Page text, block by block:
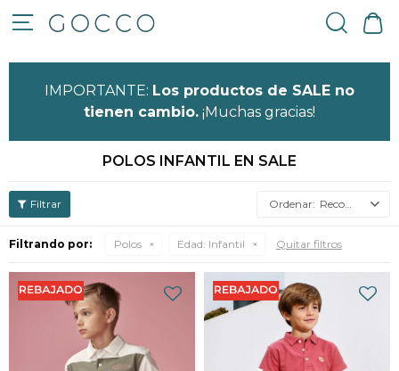

IMPORTANTE: Los productos de SALE no
tienen cambio. ¡Muchas gracias!
POLOS INFANTIL EN SALE
Recomendados
Filtrando por: Polos Edad: Infantil Quitar filtros